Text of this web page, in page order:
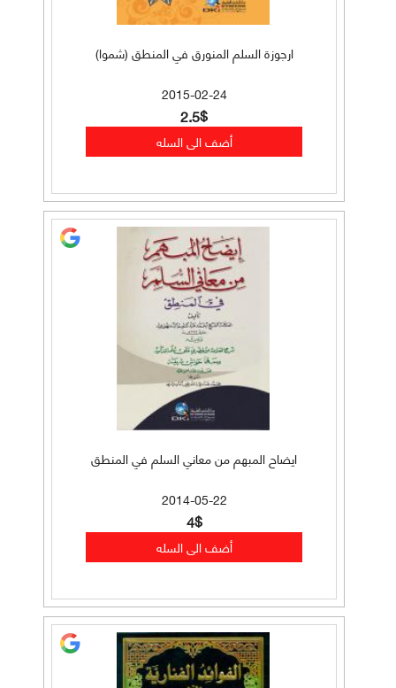
ارجوزة السلم المنورق في المنطق (شموا)
2015-02-24
2.5$
ايضاح المبهم من معاني السلم في المنطق
2014-05-22
4$